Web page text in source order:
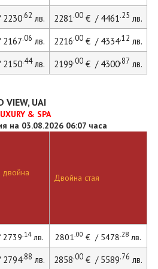
.62 лв. 2281.00€ / 4461.25 лв.
.06 лв. 2216.00€ / 4334.12 лв.
.44лв. 2199.00€ / 4300.87 лв.
VIEW, UAI
& SPA
на 03.08.2026 06:07 часа
двойна
Двойна стая
.14лв. 2801.00 € / 5478.28лв.
.88 лв. 2858.00€ / 5589.76 лв.